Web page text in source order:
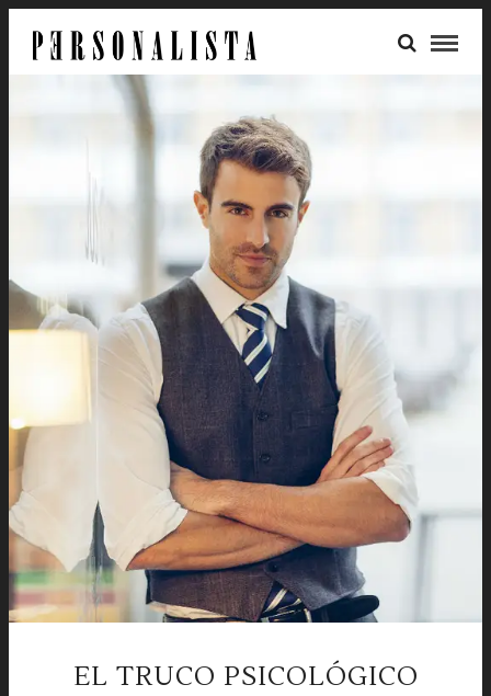
EL TRUCO PSICOLÓGICO